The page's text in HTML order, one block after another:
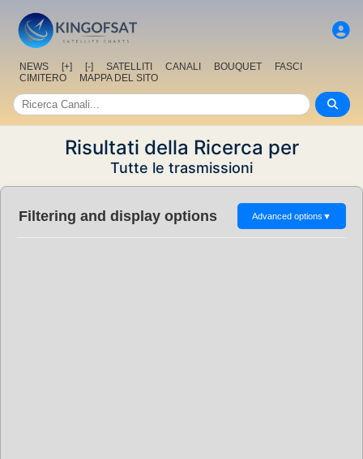
NEWS [+] [-] SATELLITI CANALI BOUQUET
FASCI
CIMITERO
MAPPA DEL SITO
Risultati della Ricerca per
Tutte le trasmissioni
Filtering and display options Advanced options ▼